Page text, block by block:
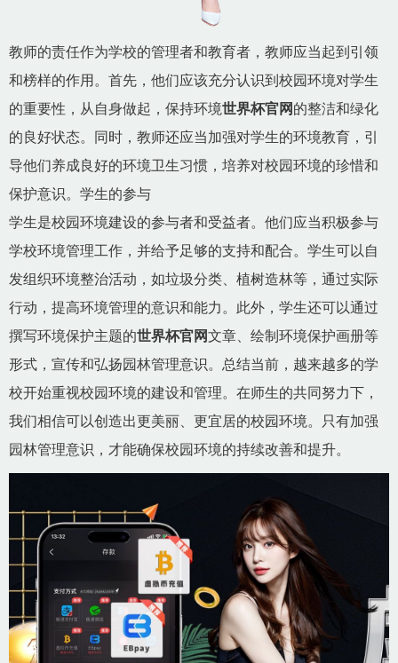
教师的责任作为学校的管理者和教育者，教师应当起到引领
和榜样的作用。首先，他们应该充分认识到校园环境对学生
的重要性，从自身做起，保持环境世界杯官网 的整洁和绿化
的良好状态。同时，教师还应当加强对学生的环境教育，引
导他们养成良好的环境卫生习惯，培养对校园环境的珍惜和
保护意识。学生的参与
学生是校园环境建设的参与者和受益者。他们应当积极参与
学校环境管理工作，并给予足够的支持和配合。学生可以自
发组织环境整治活动，如垃圾分类、植树造林等，通过实际
行动，提高环境管理的意识和能力。此外，学生还可以通过
撰写环境保护主题的世界杯官网文章、绘制环境保护画册等
形式，宣传和弘扬园林管理意识。总结当前，越来越多的学
校开始重视校园环境的建设和管理。在师生的共同努力下，
我们相信可以创造出更美丽、更宜居的校园环境。只有加强
园林管理意识，才能确保校园环境的持续改善和提升。